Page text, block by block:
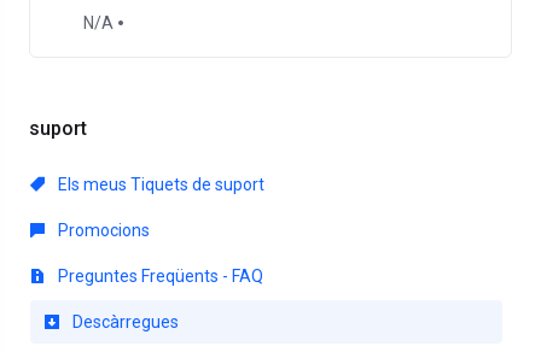
suport
Els meus Tiquets de suport
Promocions
Preguntes Freqüents - FAQ
Descàrregues
N/A